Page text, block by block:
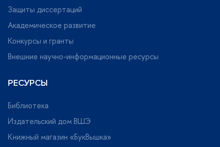
Защиты диссертаций
Академическое развитие
Конкурсы и гранты
нешние научно-информационные ресурсы
РЕСУРСЫ
Библиотека
Издательский дом ВШЭ
Книжный магазин «БукВышка»